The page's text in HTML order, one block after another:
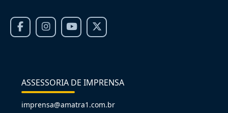
ASSESSORIA DE IMPRENSA
imprensa@amatra1.com.br